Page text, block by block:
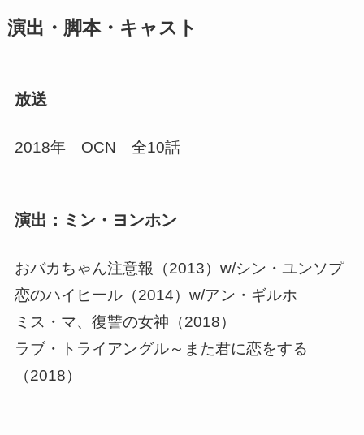
演出・脚本・キャスト
放送
2018年 OCN 全10話
演出：ミン・ヨンホン
おバカちゃん注意報（2013）w/シン・ユンソプ
恋のハイヒール（2014）w/アン・ギルホ
ミス・マ、復讐の女神（2018）
ラブ・トライアングル～また君に恋をする
（2018）